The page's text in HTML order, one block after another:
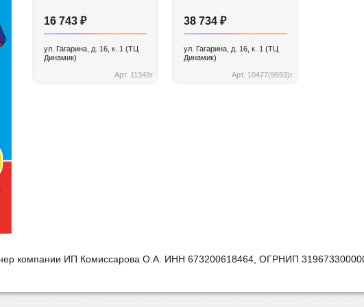
16 743 ₽
ул. Гагарина, д. 16, к. 1 (ТЦ
Динамик)
Арт. 11349г
38 734 ₽
ул. Гагарина, д. 16, к. 1 (ТЦ
Динамик)
Арт. 10477(9593)г
компании ИП Комиссарова О.А. ИНН 673200618464, ОГРНИП